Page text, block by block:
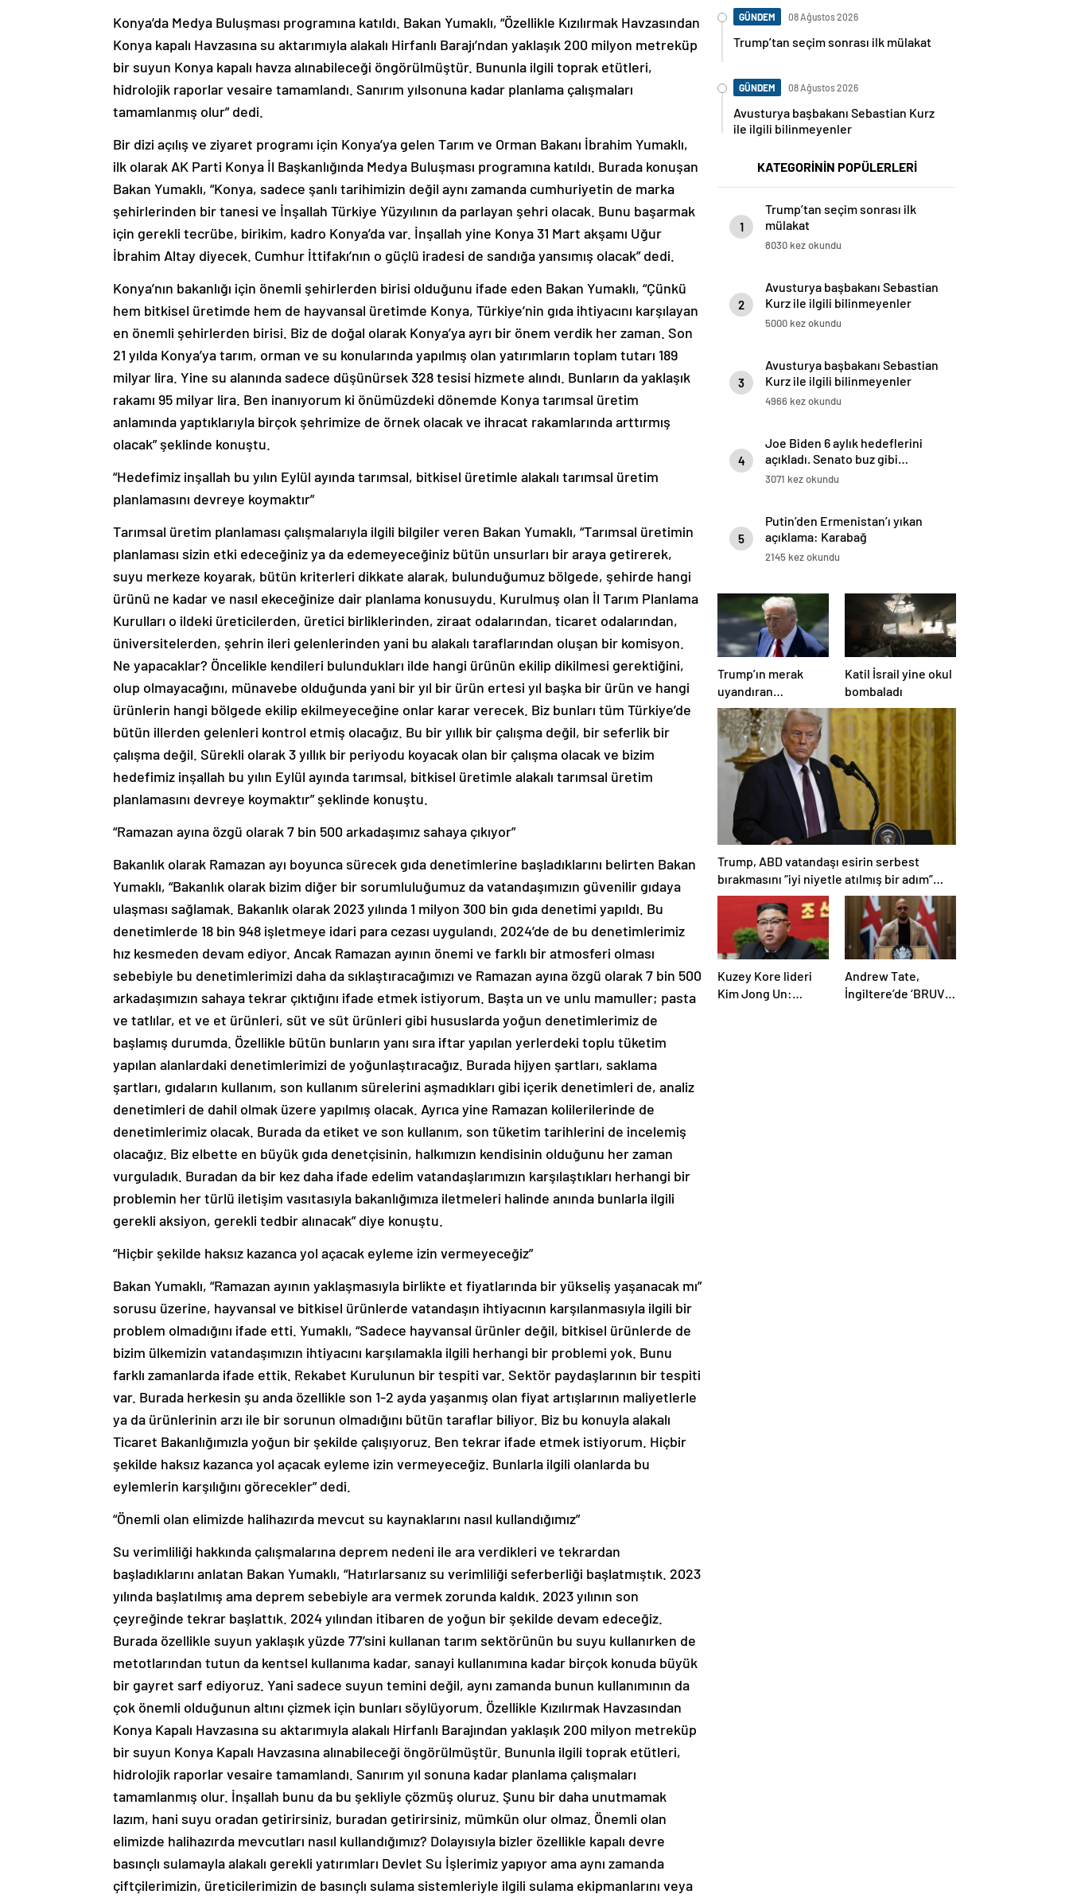
Konya’da Medya Buluşması programına katıldı. Bakan Yumaklı, “Özellikle Kızılırmak Havzasından
Konya kapalı Havzasına su aktarımıyla alakalı Hirfanlı Barajı’ndan yaklaşık 200 milyon metreküp
bir suyun Konya kapalı havza alınabileceği öngörülmüştür. Bununla ilgili toprak etütleri,
hidrolojik raporlar vesaire tamamlandı. Sanırım yılsonuna kadar planlama çalışmaları
tamamlanmış olur” dedi.
Bir dizi açılış ve ziyaret programı için Konya’ya gelen Tarım ve Orman Bakanı İbrahim Yumaklı,
ilk olarak AK Parti Konya İl Başkanlığında Medya Buluşması programına katıldı. Burada konuşan
Bakan Yumaklı, “Konya, sadece şanlı tarihimizin değil aynı zamanda cumhuriyetin de marka
şehirlerinden bir tanesi ve İnşallah Türkiye Yüzyılının da parlayan şehri olacak. Bunu başarmak
için gerekli tecrübe, birikim, kadro Konya’da var. İnşallah yine Konya 31 Mart akşamı Uğur
İbrahim Altay diyecek. Cumhur İttifakı’nın o güçlü iradesi de sandığa yansımış olacak” dedi.
Konya’nın bakanlığı için önemli şehirlerden birisi olduğunu ifade eden Bakan Yumaklı, “Çünkü
hem bitkisel üretimde hem de hayvansal üretimde Konya, Türkiye’nin gıda ihtiyacını karşılayan
en önemli şehirlerden birisi. Biz de doğal olarak Konya’ya ayrı bir önem verdik her zaman. Son
21 yılda Konya’ya tarım, orman ve su konularında yapılmış olan yatırımların toplam tutarı 189
milyar lira. Yine su alanında sadece düşünürsek 328 tesisi hizmete alındı. Bunların da yaklaşık
rakamı 95 milyar lira. Ben inanıyorum ki önümüzdeki dönemde Konya tarımsal üretim
anlamında yaptıklarıyla birçok şehrimize de örnek olacak ve ihracat rakamlarında arttırmış
olacak” şeklinde konuştu.
“Hedefimiz inşallah bu yılın Eylül ayında tarımsal, bitkisel üretimle alakalı tarımsal üretim
planlamasını devreye koymaktır”
Tarımsal üretim planlaması çalışmalarıyla ilgili bilgiler veren Bakan Yumaklı, “Tarımsal üretimin
planlaması sizin etki edeceğiniz ya da edemeyeceğiniz bütün unsurları bir araya getirerek,
suyu merkeze koyarak, bütün kriterleri dikkate alarak, bulunduğumuz bölgede, şehirde hangi
ürünü ne kadar ve nasıl ekeceğinize dair planlama konusuydu. Kurulmuş olan İl Tarım Planlama
Kurulları o ildeki üreticilerden, üretici birliklerinden, ziraat odalarından, ticaret odalarından,
üniversitelerden, şehrin ileri gelenlerinden yani bu alakalı taraflarından oluşan bir komisyon.
Ne yapacaklar? Öncelikle kendileri bulundukları ilde hangi ürünün ekilip dikilmesi gerektiğini,
olup olmayacağını, münavebe olduğunda yani bir yıl bir ürün ertesi yıl başka bir ürün ve hangi
ürünlerin hangi bölgede ekilip ekilmeyeceğine onlar karar verecek. Biz bunları tüm Türkiye’de
bütün illerden gelenleri kontrol etmiş olacağız. Bu bir yıllık bir çalışma değil, bir seferlik bir
çalışma değil. Sürekli olarak 3 yıllık bir periyodu koyacak olan bir çalışma olacak ve bizim
hedefimiz inşallah bu yılın Eylül ayında tarımsal, bitkisel üretimle alakalı tarımsal üretim
planlamasını devreye koymaktır” şeklinde konuştu.
“Ramazan ayına özgü olarak 7 bin 500 arkadaşımız sahaya çıkıyor”
Bakanlık olarak Ramazan ayı boyunca sürecek gıda denetimlerine başladıklarını belirten Bakan
Yumaklı, “Bakanlık olarak bizim diğer bir sorumluluğumuz da vatandaşımızın güvenilir gıdaya
ulaşması sağlamak. Bakanlık olarak 2023 yılında 1 milyon 300 bin gıda denetimi yapıldı. Bu
denetimlerde 18 bin 948 işletmeye idari para cezası uygulandı. 2024’de de bu denetimlerimiz
hız kesmeden devam ediyor. Ancak Ramazan ayının önemi ve farklı bir atmosferi olması
sebebiyle bu denetimlerimizi daha da sıklaştıracağımızı ve Ramazan ayına özgü olarak 7 bin 500
arkadaşımızın sahaya tekrar çıktığını ifade etmek istiyorum. Başta un ve unlu mamuller; pasta
ve tatlılar, et ve et ürünleri, süt ve süt ürünleri gibi hususlarda yoğun denetimlerimiz de
başlamış durumda. Özellikle bütün bunların yanı sıra iftar yapılan yerlerdeki toplu tüketim
yapılan alanlardaki denetimlerimizi de yoğunlaştıracağız. Burada hijyen şartları, saklama
şartları, gıdaların kullanım, son kullanım sürelerini aşmadıkları gibi içerik denetimleri de, analiz
denetimleri de dahil olmak üzere yapılmış olacak. Ayrıca yine Ramazan kolilerilerinde de
denetimlerimiz olacak. Burada da etiket ve son kullanım, son tüketim tarihlerini de incelemiş
olacağız. Biz elbette en büyük gıda denetçisinin, halkımızın kendisinin olduğunu her zaman
vurguladık. Buradan da bir kez daha ifade edelim vatandaşlarımızın karşılaştıkları herhangi bir
problemin her türlü iletişim vasıtasıyla bakanlığımıza iletmeleri halinde anında bunlarla ilgili
gerekli aksiyon, gerekli tedbir alınacak” diye konuştu.
“Hiçbir şekilde haksız kazanca yol açacak eyleme izin vermeyeceğiz”
Bakan Yumaklı, “Ramazan ayının yaklaşmasıyla birlikte et fiyatlarında bir yükseliş yaşanacak mı”
sorusu üzerine, hayvansal ve bitkisel ürünlerde vatandaşın ihtiyacının karşılanmasıyla ilgili bir
problem olmadığını ifade etti. Yumaklı, “Sadece hayvansal ürünler değil, bitkisel ürünlerde de
bizim ülkemizin vatandaşımızın ihtiyacını karşılamakla ilgili herhangi bir problemi yok. Bunu
farklı zamanlarda ifade ettik. Rekabet Kurulunun bir tespiti var. Sektör paydaşlarının bir tespiti
var. Burada herkesin şu anda özellikle son 1-2 ayda yaşanmış olan fiyat artışlarının maliyetlerle
ya da ürünlerinin arzı ile bir sorunun olmadığını bütün taraflar biliyor. Biz bu konuyla alakalı
Ticaret Bakanlığımızla yoğun bir şekilde çalışıyoruz. Ben tekrar ifade etmek istiyorum. Hiçbir
şekilde haksız kazanca yol açacak eyleme izin vermeyeceğiz. Bunlarla ilgili olanlarda bu
eylemlerin karşılığını görecekler” dedi.
“Önemli olan elimizde halihazırda mevcut su kaynaklarını nasıl kullandığımız”
Su verimliliği hakkında çalışmalarına deprem nedeni ile ara verdikleri ve tekrardan
başladıklarını anlatan Bakan Yumaklı, “Hatırlarsanız su verimliliği seferberliği başlatmıştık. 2023
yılında başlatılmış ama deprem sebebiyle ara vermek zorunda kaldık. 2023 yılının son
çeyreğinde tekrar başlattık. 2024 yılından itibaren de yoğun bir şekilde devam edeceğiz.
Burada özellikle suyun yaklaşık yüzde 77’sini kullanan tarım sektörünün bu suyu kullanırken de
metotlarından tutun da kentsel kullanıma kadar, sanayi kullanımına kadar birçok konuda büyük
bir gayret sarf ediyoruz. Yani sadece suyun temini değil, aynı zamanda bunun kullanımının da
çok önemli olduğunun altını çizmek için bunları söylüyorum. Özellikle Kızılırmak Havzasından
Konya Kapalı Havzasına su aktarımıyla alakalı Hirfanlı Barajından yaklaşık 200 milyon metreküp
bir suyun Konya Kapalı Havzasına alınabileceği öngörülmüştür. Bununla ilgili toprak etütleri,
hidrolojik raporlar vesaire tamamlandı. Sanırım yıl sonuna kadar planlama çalışmaları
tamamlanmış olur. İnşallah bunu da bu şekliyle çözmüş oluruz. Şunu bir daha unutmamak
lazım, hani suyu oradan getirirsiniz, buradan getirirsiniz, mümkün olur olmaz. Önemli olan
elimizde halihazırda mevcutları nasıl kullandığımız? Dolayısıyla bizler özellikle kapalı devre
basınçlı sulamayla alakalı gerekli yatırımları Devlet Su İşlerimiz yapıyor ama aynı zamanda
çiftçilerimizin, üreticilerimizin de basınçlı sulama sistemleriyle ilgili sulama ekipmanlarını veya
GÜNDEM 08 Ağustos 2026
Trump’tan seçim sonrası ilk mülakat
GÜNDEM 08 Ağustos 2026
Avusturya başbakanı Sebastian Kurz
ile ilgili bilinmeyenler
KATEGORİNİN POPÜLERLERİ
1
Trump’tan seçim sonrası ilk
mülakat
8030 kez okundu
2
Avusturya başbakanı Sebastian
Kurz ile ilgili bilinmeyenler
5000 kez okundu
3
Avusturya başbakanı Sebastian
Kurz ile ilgili bilinmeyenler
4966 kez okundu
4
Joe Biden 6 aylık hedeflerini
açıkladı. Senato buz gibi…
3071 kez okundu
5
Putin’den Ermenistan’ı yıkan
açıklama: Karabağ
Azerbaycan’ın ayrılmaz bir
2145 kez okundu
Trump’ın merak
uyandıran
paylaşımının sağlık
sistemiyle ilgili
kararname olduğu
anlaşıldı
Katil İsrail yine okul
bombaladı
Trump, ABD vatandaşı esirin serbest
bırakmasını “iyi niyetle atılmış bir adım”
olarak değerlendirdi
Kuzey Kore lideri
Kim Jong Un:
Andrew Tate,
İngiltere’de ‘BRUV’